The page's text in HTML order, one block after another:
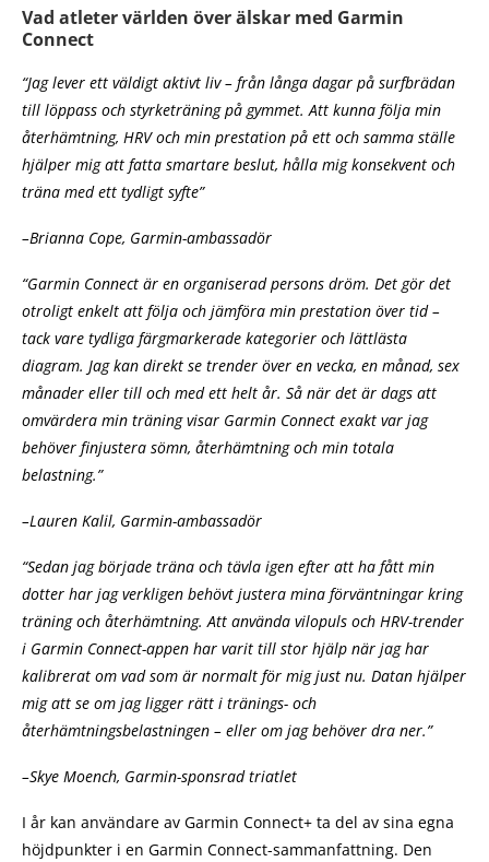
Vad atleter världen över älskar med Garmin
Connect
“Jag lever ett väldigt aktivt liv – från långa dagar på surfbrädan
till löppass och styrketräning på gymmet. Att kunna följa min
återhämtning, HRV och min prestation på ett och samma ställe
hjälper mig att fatta smartare beslut, hålla mig konsekvent och
träna med ett tydligt syfte”
–Brianna Cope, Garmin-ambassadör
“Garmin Connect är en organiserad persons dröm. Det gör det
otroligt enkelt att följa och jämföra min prestation över tid –
tack vare tydliga färgmarkerade kategorier och lättlästa
diagram. Jag kan direkt se trender över en vecka, en månad, sex
månader eller till och med ett helt år. Så när det är dags att
omvärdera min träning visar Garmin Connect exakt var jag
behöver finjustera sömn, återhämtning och min totala
belastning.”
–Lauren Kalil, Garmin-ambassadör
“Sedan jag började träna och tävla igen efter att ha fått min
dotter har jag verkligen behövt justera mina förväntningar kring
träning och återhämtning. Att använda vilopuls och HRV-trender
i Garmin Connect-appen har varit till stor hjälp när jag har
kalibrerat om vad som är normalt för mig just nu. Datan hjälper
mig att se om jag ligger rätt i tränings- och
återhämtningsbelastningen – eller om jag behöver dra ner.”
–Skye Moench, Garmin-sponsrad triatlet
I år kan användare av Garmin Connect+ ta del av sina egna
höjdpunkter i en Garmin Connect-sammanfattning. Den